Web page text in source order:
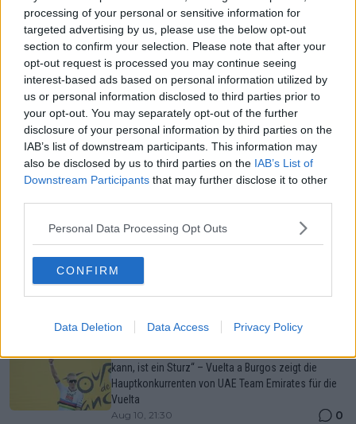
processing of your personal or sensitive information for
targeted advertising by us, please use the below opt-out
section to confirm your selection. Please note that after your
opt-out request is processed you may continue seeing
interest-based ads based on personal information utilized by
us or personal information disclosed to third parties prior to
your opt-out. You may separately opt-out of the further
disclosure of your personal information by third parties on the
IAB’s list of downstream participants. This information may
also be disclosed by us to third parties on the IAB’s List of
Downstream Participants that may further disclose it to other
Personal Data Processing Opt Outs
CONFIRM
Data Deletion Data Access Privacy Policy
Mehr Artikel
Gerade In
„Sie haben sich nur gegenseitig beobachtet, und ich
habe den Moment für die Attacke genutzt“ – Giulio
Pellizzari nutzt das Patt in der Gesamtwertung und
gewinnt an den Lagunas de Neila in Burgos
Aug 10, 8:42
Gesucht: Redakteur für Radsportaktuell.de
Aug 09, 14:57
Keine Radsportnachricht mehr verpassen – Folge
RadsportAktuell bei Google!
Aug 09, 9:01
kann, ist ein Sturz“ – Vuelta a Burgos zeigt die
Hauptkonkurrenten von UAE Team Emirates für die
Vuelta
Aug 10, 21:30 0